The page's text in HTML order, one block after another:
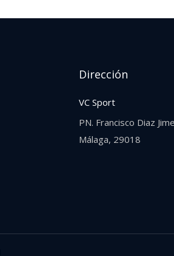
Dirección
VC Sport
PN. Francisco Diaz
Málaga, 29018